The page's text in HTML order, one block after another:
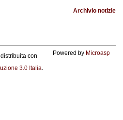
Archivio notizie
con
3.0 Italia.
Powered by Microasp